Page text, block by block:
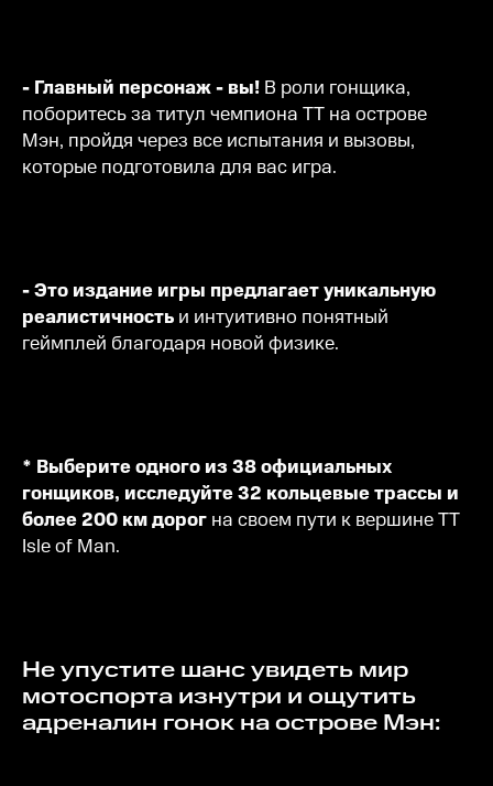
- Главный персонаж - вы! В роли гонщика,
поборитесь за титул чемпиона ТТ на острове
Мэн, пройдя через все испытания и вызовы,
которые подготовила для вас игра.
- Это издание игры предлагает уникальную
реалистичность и интуитивно понятный
геймплей благодаря новой физике.
* Выберите одного из 38 официальных
гонщиков, исследуйте 32 кольцевые трассы и
более 200 км дорог на своем пути к вершине ТТ
Isle of Man.
Не упустите шанс увидеть мир
мотоспорта изнутри и ощутить
адреналин гонок на острове Мэн: